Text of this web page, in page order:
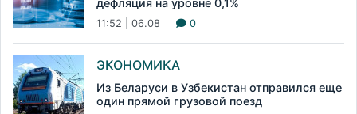
11:52 | 06.08 0
ЭКОНОМИКА
Из Беларуси в Узбекистан отправился еще
один прямой грузовой поезд